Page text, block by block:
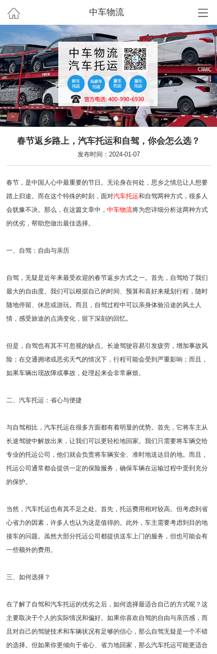
中车物流
春节返乡路上，汽车托运和自驾，你会怎么选？
发布时间：2024-01-07
春节，是中国人心中最重要的节日。无论身在何处，思乡之情总让人想要
踏上归途。而在这个特殊的时刻，面对汽车托运和自驾两种方式，很多人
会犹豫不决。那么，在这篇文章中，中车物流将为您详细分析这两种方式
的优劣，帮助您做出最佳选择。
一、自驾：自由与亲历
自驾，无疑是近年来最受欢迎的春节返乡方式之一。首先，自驾给了我们
最大的自由度。我们可以根据自己的时间、预算和喜好来规划行程，随时
随地停留、休息或游玩。而且，自驾过程中可以亲身体验沿途的风土人
情，感受旅途的点滴变化，留下深刻的回忆。
但是，自驾也有其不可忽视的缺点。长途驾驶容易引发疲劳，增加事故风
险；在交通拥堵或恶劣天气的情况下，行程可能会受到严重影响；而且，
如果车辆出现故障或事故，处理起来会非常麻烦。
二、汽车托运：省心与便捷
与自驾相比，汽车托运在很多方面都有着明显的优势。首先，它将车主从
长途驾驶中解放出来，让我们可以更轻松地回家。我们只需要将车辆交给
专业的托运公司，他们就会负责将车辆安全、准时地送达目的地。而且，
托运公司通常都会提供一定的保险服务，确保车辆在运输过程中受到充分
的保护。
当然，汽车托运也有其不足之处。首先，托运费用相对较高。但考虑到省
心省力的因素，许多人也认为这是值得的。此外，车主需要考虑到目的地
接车的问题。虽然大部分托运公司都提供送车上门的服务，但也可能会有
一些额外的费用。
三、如何选择？
在了解了自驾和汽车托运的优劣之后，如何选择最适合自己的方式呢？这
主要取决于个人的实际情况和偏好。如果你喜欢自驾的自由与亲历感，而
且对自己的驾驶技术和车辆状况有足够的信心，那么自驾无疑是一个不错
的选择。但如果你更倾向于省心、省力地回家，那么汽车托运可能更适合